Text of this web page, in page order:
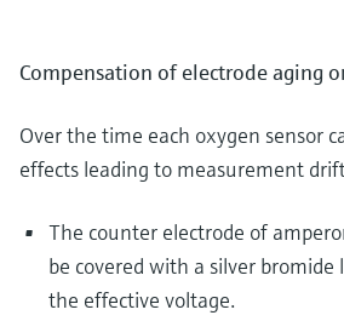
Compensation of electrode aging
Over the time each oxygen sensor
effects leading to measurement
The counter electrode of
be covered with a silver bromide
the effective voltage.